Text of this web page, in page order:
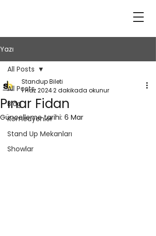
Yazı
All Posts
Blog
Komedyenler
Stand Up Mekanları
Showlar
All Posts
Pınar Fidan
Standup Bileti
1 Haz 20242 dakikada okunur
Güncelleme tarihi: 6 Mar